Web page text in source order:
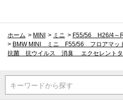
ホーム > MINI > ミニ > F55/56 H26/4～
> BMW MINI ミニ F55/56 フロアマ
抗菌 抗ウイルス 消臭 エクセレントタ
キーワードから探す